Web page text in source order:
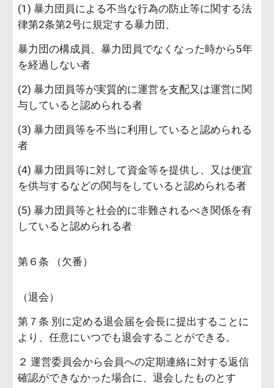
(1) 暴力団員による不当な行為の防止等に関する法
律第2条第2号に規定する暴力団、
暴力団の構成員、暴力団員でなくなった時から5年
を経過しない者
(2) 暴力団員等が実質的に運営を支配又は運営に関
与していると認められる者
(3) 暴力団員等を不当に利用していると認められる
者
(4) 暴力団員等に対して資金等を提供し、又は便宜
を供与するなどの関与をしていると認められる者
(5) 暴力団員等と社会的に非難されるべき関係を有
していると認められる者
第６条 （欠番）
（退会）
第７条 別に定める退会届を会長に提出することに
より、任意にいつでも退会することができる。
２ 運営委員会から会員への定期連絡に対する返信
確認ができなかった場合に、退会したものとす